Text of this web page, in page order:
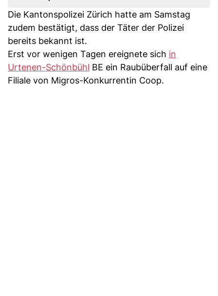
Die Kantonspolizei Zürich hatte am Samstag
zudem bestätigt, dass der Täter der Polizei
bereits bekannt ist.
Erst vor wenigen Tagen ereignete sich in
Urtenen-Schönbühl BE ein Raubüberfall auf eine
Filiale von Migros-Konkurrentin Coop.